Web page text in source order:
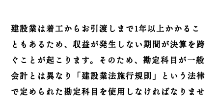
建設業は着工からお引渡しまで1年以上かかるこ
ともあるため、収益が発生しない期間が決算を跨
ぐことが起こります。そのため、勘定科目が一般
会計とは異なり「建設業法施行規則」という法律
で定められた勘定科目を使用しなければなりませ